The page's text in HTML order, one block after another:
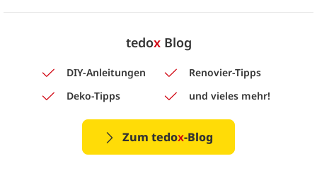
tedoxBlog
DIY-Anleitungen
Renovier-Tipps
Deko-Tipps
und vieles mehr!
Zum tedox-Blog